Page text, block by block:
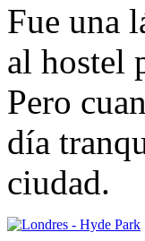
Fue una
al hostel
Pero
día
ciudad.